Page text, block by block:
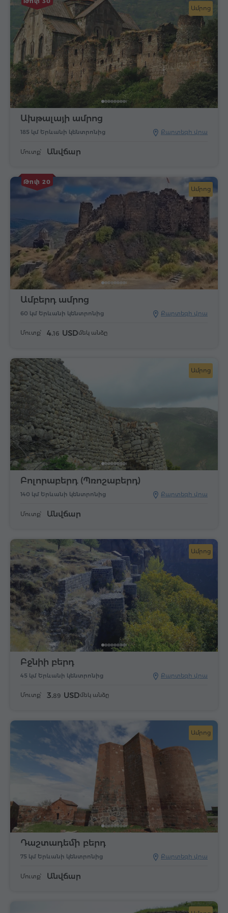
Ամրոց
Քարտեզի վրա
185 կմ Երևանի կենտրոնից
Ախթալայի ամրոց
Մուտք՝ Անվճար
Թոփ 20
Ամրոց
Քարտեզի վրա
60 կմ Երևանի կենտրոնից
Ամբերդ ամրոց
Մուտք՝ 4.16 USDմեկ անձը
Ամրոց
Քարտեզի վրա
140 կմ Երևանի կենտրոնից
Բոլորաբերդ (Պռոշաբերդ)
Մուտք՝ Անվճար
Ամրոց
Քարտեզի վրա
45 կմ Երևանի կենտրոնից
Բջնիի բերդ
Մուտք՝ 3.89 USDմեկ անձը
Ամրոց
Քարտեզի վրա
75 կմ Երևանի կենտրոնից
Դաշտադեմի բերդ
Մուտք՝ Անվճար